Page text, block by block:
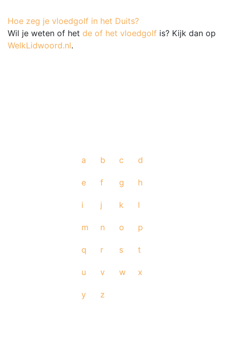
Hoe zeg je vloedgolf in het Duits?
Wil je weten of het de of het vloedgolf is? Kijk dan op
WelkLidwoord.nl.
a b c d
e f g h
i j k l
m n o p
q r s t
u v w x
y z